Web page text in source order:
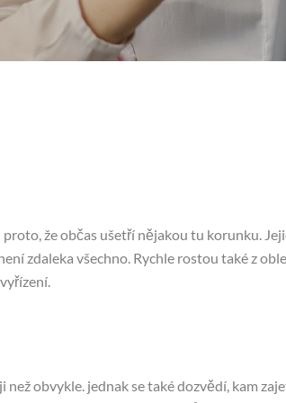
že občas ušetří nějakou tu korunku.
zdaleka všechno. Rychle rostou také z
než obvykle. jednak se také dozvědí, kam